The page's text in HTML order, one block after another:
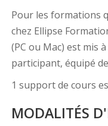
Pour les formations
chez Ellipse
(PC ou Mac) est mis
participant, équipé
1 support de cours
MODALITÉS